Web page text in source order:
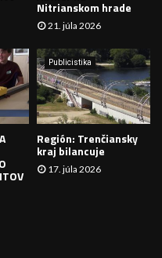
Á
V
A
N
I
Nitrianskom hrade
21. júla 2026
Publicistika
Región: Trenčiansky
kraj bilancuje
17. júla 2026